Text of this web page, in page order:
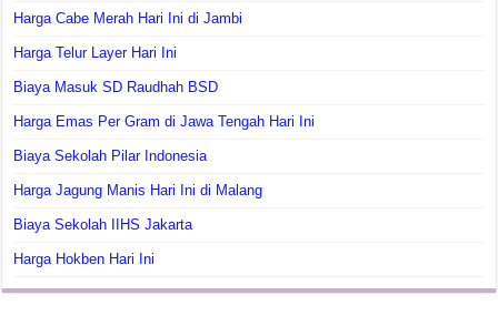
Harga Cabe Merah Hari Ini di Jambi
Harga Telur Layer Hari Ini
Biaya Masuk SD Raudhah BSD
Harga Emas Per Gram di Jawa Tengah Hari Ini
Biaya Sekolah Pilar Indonesia
Harga Jagung Manis Hari Ini di Malang
Biaya Sekolah IIHS Jakarta
Harga Hokben Hari Ini